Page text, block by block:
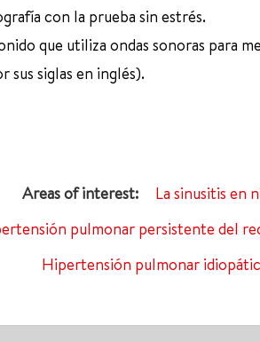
con la prueba sin estrés.
que utiliza ondas sonoras para
siglas en inglés).
La sinusitis en
pulmonar persistente del
Hipertensión pulmonar